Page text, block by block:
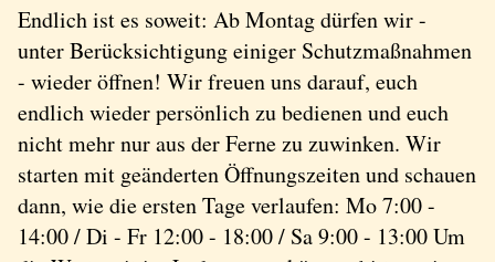
Endlich ist es soweit: Ab Montag dürfen wir -
unter Berücksichtigung einiger Schutzmaßnahmen
- wieder öffnen! Wir freuen uns darauf, euch
endlich wieder persönlich zu bedienen und euch
nicht mehr nur aus der Ferne zu zuwinken. Wir
starten mit geänderten Öffnungszeiten und schauen
dann, wie die ersten Tage verlaufen: Mo 7:00 -
14:00 / Di - Fr 12:00 - 18:00 / Sa 9:00 - 13:00 Um